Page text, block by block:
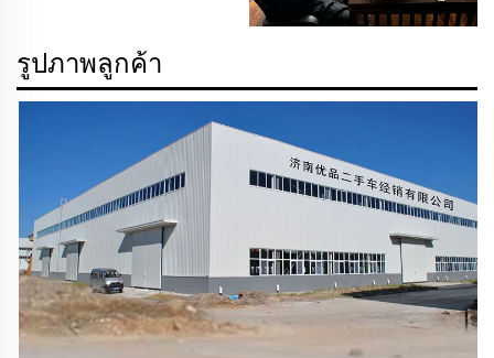
รูปภาพลูกค้า